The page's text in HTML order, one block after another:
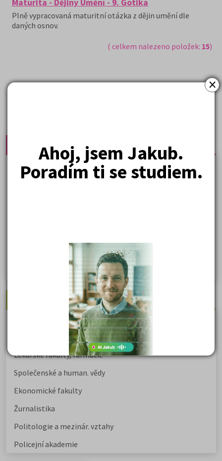
×
Ahoj, jsem Jakub.
Poradím ti se studiem.
Maturita - Dějiny Umění - 9. Gotika
Plně vypracovaná maturitní otázka z dějin umění dle
daných osnov.
( celkem nalezeno položek: 15)
Nejprodávanější učebnice
Učebnice a testy právnické fakulty
Sociologie - testy na přijímačky VŠ
Biologie - testy na přij. zk. z medicíny
Nejžádanější kurzy
Právnické fakulty
Lékařské fakulty, farmacie
Společenské a human. vědy
Ekonomické fakulty
Žurnalistika
Politologie a mezinár. vztahy
Policejní akademie